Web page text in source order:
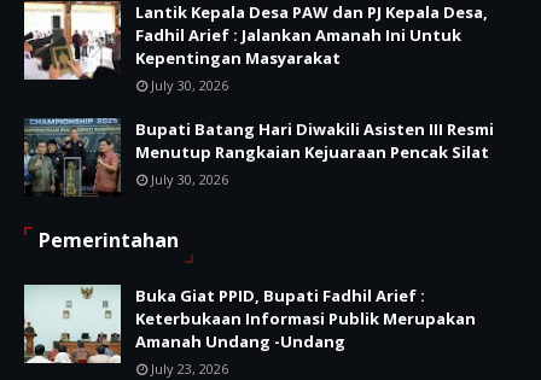
Lantik Kepala Desa PAW dan PJ Kepala Desa,
Fadhil Arief : Jalankan Amanah Ini Untuk
Kepentingan Masyarakat
July 30, 2026
Bupati Batang Hari Diwakili Asisten III Resmi
Menutup Rangkaian Kejuaraan Pencak Silat
July 30, 2026
Pemerintahan
Buka Giat PPID, Bupati Fadhil Arief :
Keterbukaan Informasi Publik Merupakan
Amanah Undang -Undang
July 23, 2026